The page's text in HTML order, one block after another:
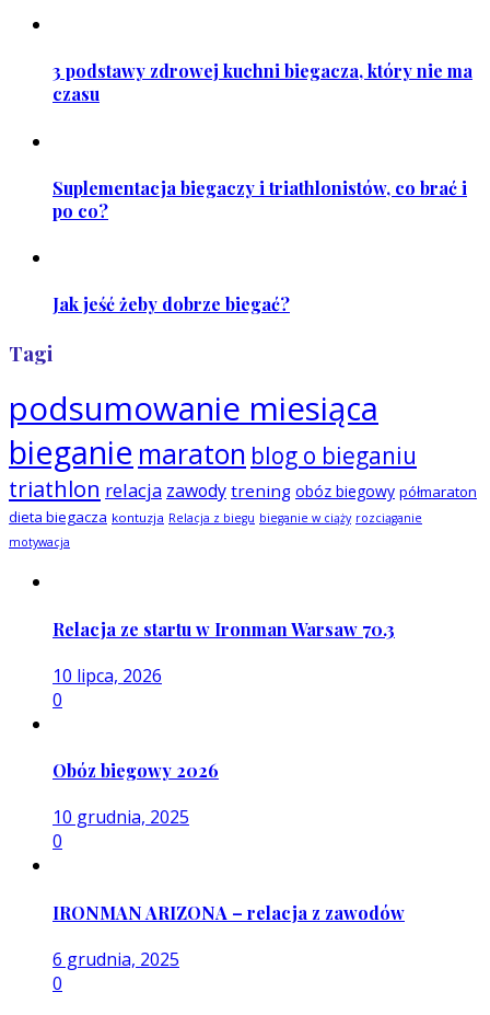
3 podstawy zdrowej kuchni biegacza, który nie ma
czasu
Suplementacja biegaczy i triathlonistów, co brać i
po co?
Jak jeść żeby dobrze biegać?
Tagi
podsumowanie miesiąca
bieganie maraton blog o bieganiu
triathlon relacja zawody trening obóz biegowy półmaraton
dieta biegacza kontuzja Relacja z biegu bieganie w ciąży rozciąganie
motywacja
Relacja ze startu w Ironman Warsaw 70.3
10 lipca, 2026
0
Obóz biegowy 2026
10 grudnia, 2025
0
IRONMAN ARIZONA – relacja z zawodów
6 grudnia, 2025
0